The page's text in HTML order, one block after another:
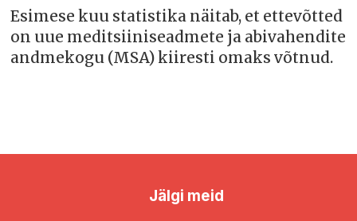
Esimese kuu statistika näitab, et ettevõtted
on uue meditsiiniseadmete ja abivahendite
andmekogu (MSA) kiiresti omaks võtnud.
Jälgi meid